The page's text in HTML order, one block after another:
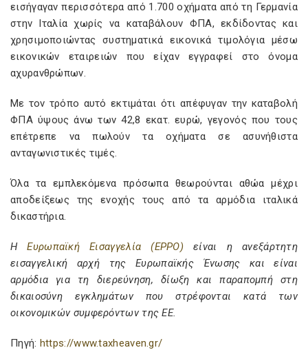
εισήγαγαν περισσότερα από 1.700 οχήματα από τη Γερμανία
στην Ιταλία χωρίς να καταβάλουν ΦΠΑ, εκδίδοντας και
χρησιμοποιώντας συστηματικά εικονικά τιμολόγια μέσω
εικονικών εταιρειών που είχαν εγγραφεί στο όνομα
αχυρανθρώπων.
Με τον τρόπο αυτό εκτιμάται ότι απέφυγαν την καταβολή
ΦΠΑ ύψους άνω των 42,8 εκατ. ευρώ, γεγονός που τους
επέτρεπε να πωλούν τα οχήματα σε ασυνήθιστα
ανταγωνιστικές τιμές.
Όλα τα εμπλεκόμενα πρόσωπα θεωρούνται αθώα μέχρι
αποδείξεως της ενοχής τους από τα αρμόδια ιταλικά
δικαστήρια.
ΗΕυρωπαϊκή Εισαγγελία (EPPO) είναι η ανεξάρτητη
εισαγγελική αρχή της Ευρωπαϊκής Ένωσης και είναι
αρμόδια για τη διερεύνηση, δίωξη και παραπομπή στη
δικαιοσύνη εγκλημάτων που στρέφονται κατά των
οικονομικών συμφερόντων της ΕΕ.
Πηγή: https://www.taxheaven.gr/